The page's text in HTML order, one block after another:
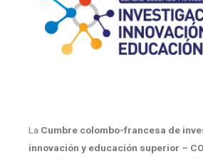
La Cumbre colombo-francesa de
innovación y educación superior –